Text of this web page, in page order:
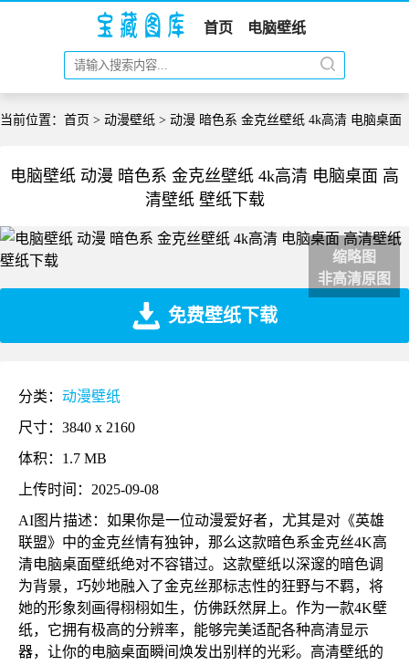
首页 电脑壁纸
当前位置： 首页 > 动漫壁纸 > 动漫 暗色系 金克丝壁纸 4k高清 电脑桌面
电脑壁纸 动漫 暗色系 金克丝壁纸 4k高清 电脑桌面 高
清壁纸 壁纸下载
缩略图
非高清原图
免费壁纸下载
分类： 动漫壁纸
尺寸：3840 x 2160
体积：1.7 MB
上传时间：2025-09-08
AI图片描述：如果你是一位动漫爱好者，尤其是对《英雄
联盟》中的金克丝情有独钟，那么这款暗色系金克丝4K高
清电脑桌面壁纸绝对不容错过。这款壁纸以深邃的暗色调
为背景，巧妙地融入了金克丝那标志性的狂野与不羁，将
她的形象刻画得栩栩如生，仿佛跃然屏上。作为一款4K壁
纸，它拥有极高的分辨率，能够完美适配各种高清显示
器，让你的电脑桌面瞬间焕发出别样的光彩。高清壁纸的